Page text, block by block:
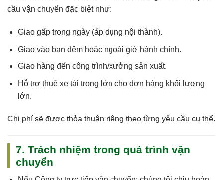
cầu vận chuyển đặc biệt như:
Giao gấp trong ngày (áp dụng nội thành).
Giao vào ban đêm hoặc ngoài giờ hành chính.
Giao hàng đến công trình/xưởng sản xuất.
Hỗ trợ thuê xe tải trọng lớn cho đơn hàng khối lượng
lớn.
Chi phí sẽ được thỏa thuận riêng theo từng yêu cầu cụ thể.
7. Trách nhiệm trong quá trình vận
chuyển